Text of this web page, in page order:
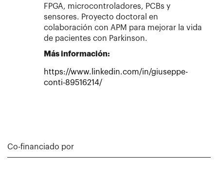
FPGA, microcontroladores, PCBs y
sensores. Proyecto doctoral en
colaboración con APM para mejorar la vida
de pacientes con Parkinson.
Más información:
https://www.linkedin.com/in/giuseppe-
conti-89516214/
Co-financiado por